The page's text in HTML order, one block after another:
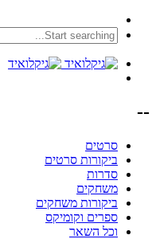
--
סרטים
ביקורות סרטים
סדרות
משחקים
ביקורות משחקים
ספרים וקומיקס
וכל השאר